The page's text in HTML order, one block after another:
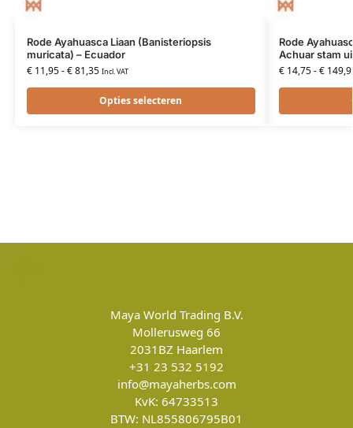
Rode Ayahuasca Liaan (Banisteriopsis
muricata) – Ecuador
€11,95-€81,35 Incl. VAT
Opties selecteren
Rode
Achuar stam
€14,75-€
Maya World Trading B.V.
Mollerusweg 66
2031BZ Haarlem
+31 23 532 5192
info@mayaherbs.com
KvK: 64733513
BTW: NL855806795B01